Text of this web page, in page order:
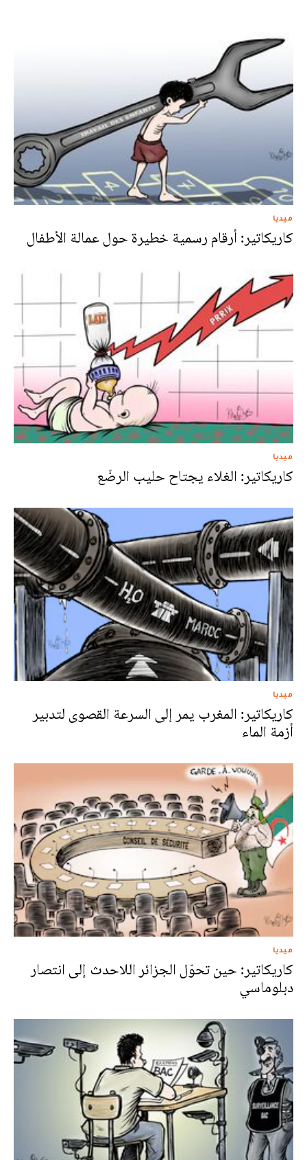
ميديا
كاريكاتير: أرقام رسمية خطيرة حول عمالة الأطفال
ميديا
كاريكاتير: الغلاء يجتاح حليب الرضّع
ميديا
كاريكاتير: المغرب يمر إلى السرعة القصوى لتدبير
أزمة الماء
ميديا
كاريكاتير: حين تحوّل الجزائر اللاحدث إلى انتصار
دبلوماسي